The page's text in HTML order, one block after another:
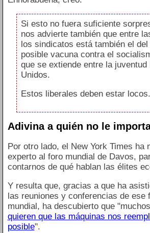
Si esto no fuera suficiente
nos advierte también que entre
los sindicatos está también el
posible vacuna contra el
que se extiende entre la juventud
Unidos.
Estos liberales deben estar locos.
Adivina a quién no le
Por otro lado, el New York Times ha
experto al foro mundial de Davos,
contarnos de qué hablan las élites
Y resulta que, gracias a que ha
las reuniones y conferencias de ese
mundial, ha descubierto que
quieren que las máquinas nos
posible".